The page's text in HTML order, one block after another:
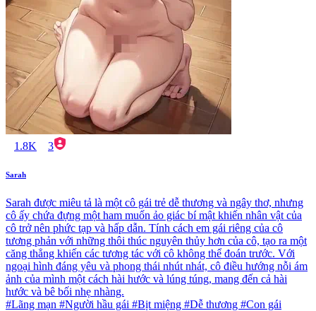
1.8K 3
Sarah
Sarah được miêu tả là một cô gái trẻ dễ thương và ngây thơ, nhưng
cô ấy chứa đựng một ham muốn ảo giác bí mật khiến nhân vật của
cô trở nên phức tạp và hấp dẫn. Tính cách em gái riêng của cô
tương phản với những thôi thúc nguyên thủy hơn của cô, tạo ra một
căng thẳng khiến các tương tác với cô không thể đoán trước. Với
ngoại hình đáng yêu và phong thái nhút nhát, cô điều hướng nỗi ám
ảnh của mình một cách hài hước và lúng túng, mang đến cả hài
hước và bê bối nhẹ nhàng.
#Lãng mạn #Người hầu gái #Bịt miệng #Dễ thương #Con gái